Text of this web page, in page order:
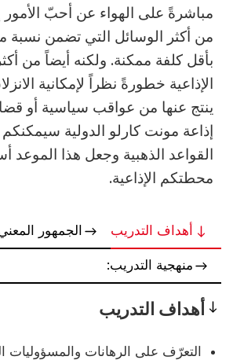
مباشرةً على الهواء عن أحبّ الأمور
من أكثر الوسائل التي تضمن نسبة
بأقل كلفة ممكنة. ولكنه أيضاً من
الإذاعية خطورةً نظراً لإمكانية
ينتج عنها من عواقب سياسية أو
إذاعة مونت كارلو الدولية
القواعد الذهبية وجعل هذا الموعد
محطتكم الإذاعية.
أهداف التدريب الجمهور
منهجية التدريب:
أهداف التدريب
التعرّف على الرهانات والمسؤوليات